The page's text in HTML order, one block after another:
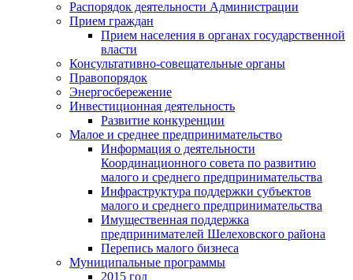
Распорядок деятельности Администрации
Прием граждан
Прием населения в органах государственной
власти
Консультативно-совещательные органы
Правопорядок
Энергосбережение
Инвестиционная деятельность
Развитие конкуренции
Малое и среднее предпринимательство
Информация о деятельности
Координационного совета по развитию
малого и среднего предпринимательства
Инфраструктура поддержки субъектов
малого и среднего предпринимательства
Имущественная поддержка
предпринимателей Шелеховского района
Перепись малого бизнеса
Муниципальные программы
2015 год